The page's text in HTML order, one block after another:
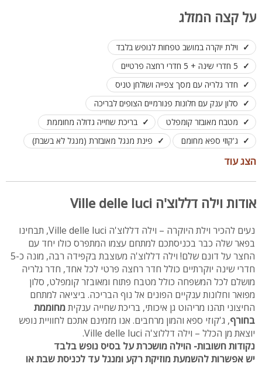
על קצה המזלג
וילת יוקרה במושב טפחות לנופש בלבד
5 חדרי שינה + 5 חדרי רחצה פרטיים
חדר גלריה עם מסך צפייה ושולחן טניס
סלון ענק עם חלונות פנורמיים הצופים לבריכה
מטבח מאובזר קומפלט
בריכת שחייה גדולה מחוממת
ג'קוזי ספא מחומם
פינת מנגל מאובזרת (מנגל לא בשבת)
מדשאות, ריהוט גן יוקרתיהצג עוד
אודות וילה דללוצ'ה Ville delle luci
נעים להכיר וילת היוקרה – וילה דללוצ'ה Ville delle luci, תבחינו
בפאר שלה כבר בכניסתכם למתחם עצמו המתפרס כולו יחד עם
החצר על דונם שלם! וילה דללוצ'ה מעוצבת בקפידה רבה, מונה כ-5
חדרי שינה יוקרתיים כולל חדר רחצה פרטי לכל אחד, חדר גלריה
מושלם לכל המשפחה כולל מטבח פתוח ומאובזר קומפלט, סלון
מפואר וחלונות ענקיים הפונים אל נוף הבריכה. ביציאה למתחם
החיצוני תהנו מריהוט גן איכותי, בריכת שחייה ענקיתמחוממת
בחורף, ג'קוזי ספא והמון מרחבים. אנו מזמינם אתכם לחוויית נופש
יוצאת מן הכלל – וילה דללוצ'ה Ville delle luci.
נקודות חשובות- הוילה מושכרת על בסיס נופש בלבד
יש אפשרות להשמעת מוזיקת רקע ומנגל עד לכניסת שבת או